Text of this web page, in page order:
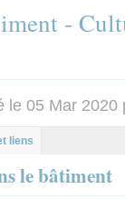
-
le 05 Mar
liens
le bâtiment